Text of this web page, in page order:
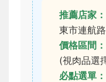
推薦店家：
東市連航
價格區間：
(視肉品選
必點選單：